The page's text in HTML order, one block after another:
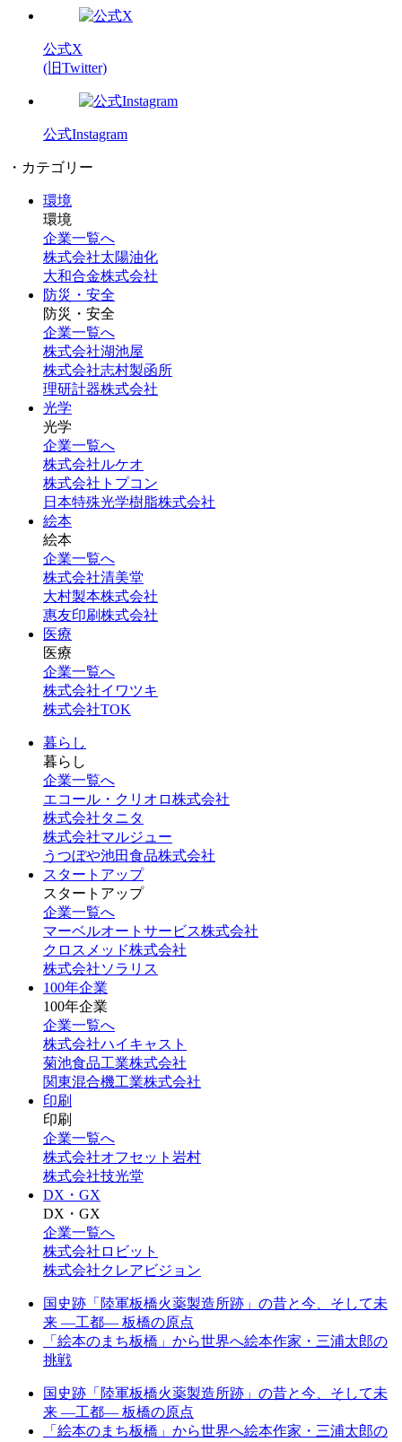
公式X
(旧Twitter)
公式Instagram
・カテゴリー
環境
環境
企業一覧へ
株式会社太陽油化
大和合金株式会社
防災・安全
防災・安全
企業一覧へ
株式会社湖池屋
株式会社志村製函所
理研計器株式会社
光学
光学
企業一覧へ
株式会社ルケオ
株式会社トプコン
日本特殊光学樹脂株式会社
絵本
絵本
企業一覧へ
株式会社清美堂
大村製本株式会社
惠友印刷株式会社
医療
医療
企業一覧へ
株式会社イワツキ
株式会社TOK
暮らし
暮らし
企業一覧へ
エコール・クリオロ株式会社
株式会社タニタ
株式会社マルジュー
うつぼや池田食品株式会社
スタートアップ
スタートアップ
企業一覧へ
マーベルオートサービス株式会社
クロスメッド株式会社
株式会社ソラリス
100年企業
100年企業
企業一覧へ
株式会社ハイキャスト
菊池食品工業株式会社
関東混合機工業株式会社
印刷
印刷
企業一覧へ
株式会社オフセット岩村
株式会社技光堂
DX・GX
DX・GX
企業一覧へ
株式会社ロビット
株式会社クレアビジョン
国史跡「陸軍板橋火薬製造所跡」の昔と今、そして未
来 —工都— 板橋の原点
「絵本のまち板橋」から世界へ絵本作家・三浦太郎の
挑戦
国史跡「陸軍板橋火薬製造所跡」の昔と今、そして未
来 —工都— 板橋の原点
「絵本のまち板橋」から世界へ絵本作家・三浦太郎の